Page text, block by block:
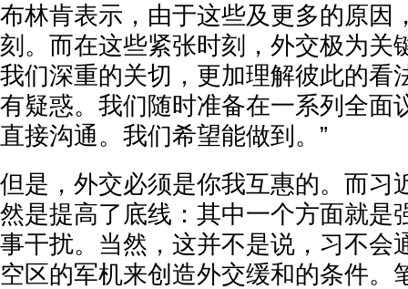
布林肯表示，由于这些及更多的原因
刻。而在这些紧张时刻，外交极为关
我们深重的关切，更加理解彼此的看
有疑惑。我们随时准备在一系列全面
直接沟通。我们希望能做到。”
但是，外交必须是你我互惠的。而习
然是提高了底线：其中一个方面就是
事干扰。当然，这并不是说，习不会
空区的军机来创造外交缓和的条件。